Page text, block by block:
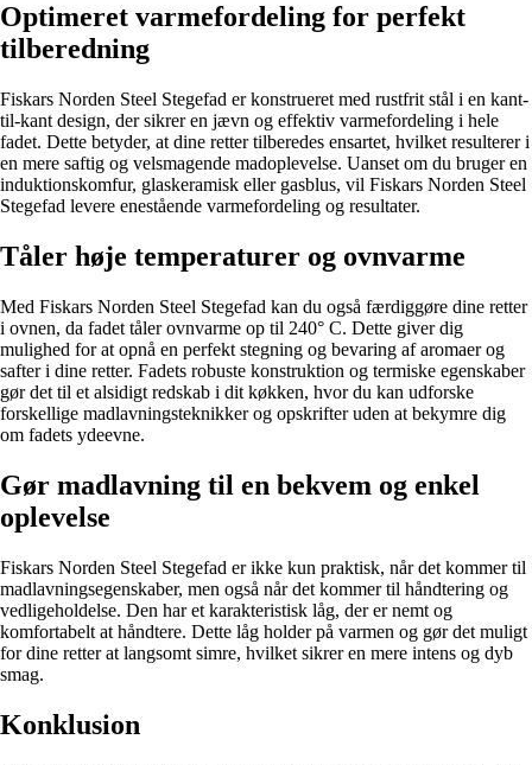
Optimeret varmefordeling for perfekt
tilberedning
Fiskars Norden Steel Stegefad er konstrueret med rustfrit stål i en kant-
til-kant design, der sikrer en jævn og effektiv varmefordeling i hele
fadet. Dette betyder, at dine retter tilberedes ensartet, hvilket resulterer i
en mere saftig og velsmagende madoplevelse. Uanset om du bruger en
induktionskomfur, glaskeramisk eller gasblus, vil Fiskars Norden Steel
Stegefad levere enestående varmefordeling og resultater.
Tåler høje temperaturer og ovnvarme
Med Fiskars Norden Steel Stegefad kan du også færdiggøre dine retter
i ovnen, da fadet tåler ovnvarme op til 240° C. Dette giver dig
mulighed for at opnå en perfekt stegning og bevaring af aromaer og
safter i dine retter. Fadets robuste konstruktion og termiske egenskaber
gør det til et alsidigt redskab i dit køkken, hvor du kan udforske
forskellige madlavningsteknikker og opskrifter uden at bekymre dig
om fadets ydeevne.
Gør madlavning til en bekvem og enkel
oplevelse
Fiskars Norden Steel Stegefad er ikke kun praktisk, når det kommer til
madlavningsegenskaber, men også når det kommer til håndtering og
vedligeholdelse. Den har et karakteristisk låg, der er nemt og
komfortabelt at håndtere. Dette låg holder på varmen og gør det muligt
for dine retter at langsomt simre, hvilket sikrer en mere intens og dyb
smag.
Konklusion